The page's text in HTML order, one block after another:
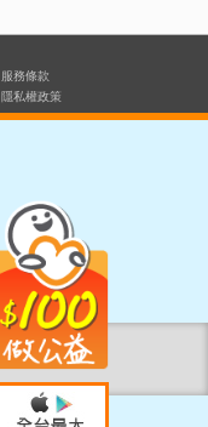
服務條款
隱私權政策